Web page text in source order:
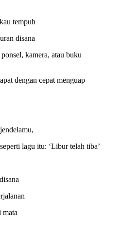
tempuh
disana
kamera, atau buku
dengan cepat menguap
lagu itu: ‘Libur telah tiba’